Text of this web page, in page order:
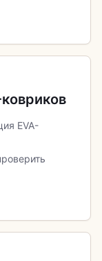
EVA-